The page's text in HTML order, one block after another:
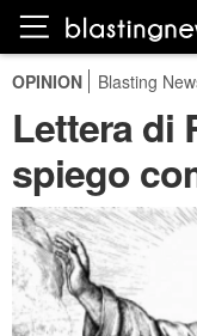
OPINION Blasting
Lettera di
spiego